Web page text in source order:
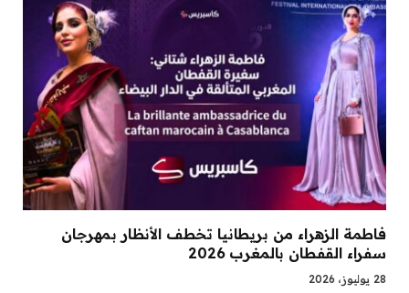
فاطمة الزهراء من بريطانيا تخطف الأنظار بمهرجان
سفراء القفطان بالمغرب 2026
28 يوليوز، 2026